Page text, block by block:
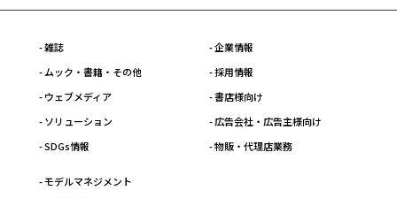
- 雑誌
- ムック・書籍・その他
- ウェブメディア
- ソリューション
- SDGs情報
- 企業情報
- 採用情報
- 書店様向け
- 広告会社・広告主様向け
- 物販・代理店業務
- モデルマネジメント